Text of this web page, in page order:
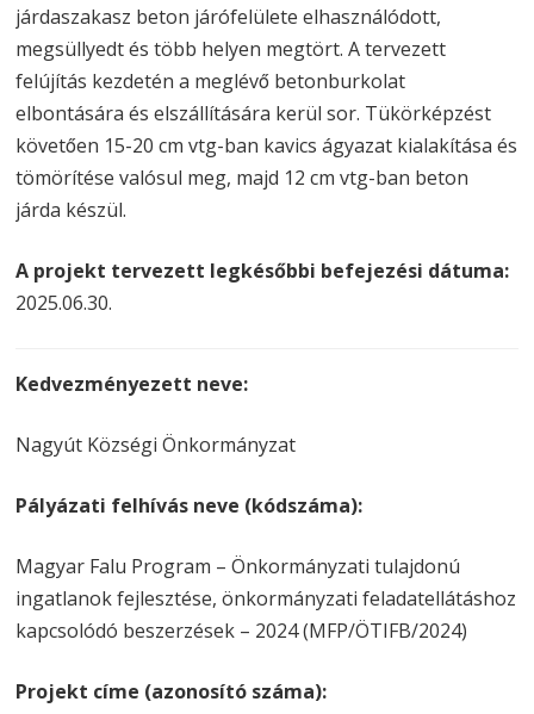
járdaszakasz beton járófelülete elhasználódott,
megsüllyedt és több helyen megtört. A tervezett
felújítás kezdetén a meglévő betonburkolat
elbontására és elszállítására kerül sor. Tükörképzést
követően 15-20 cm vtg-ban kavics ágyazat kialakítása és
tömörítése valósul meg, majd 12 cm vtg-ban beton
járda készül.
A projekt tervezett legkésőbbi befejezési dátuma:
2025.06.30.
Kedvezményezett neve:
Nagyút Községi Önkormányzat
Pályázati felhívás neve (kódszáma):
Magyar Falu Program – Önkormányzati tulajdonú
ingatlanok fejlesztése, önkormányzati feladatellátáshoz
kapcsolódó beszerzések – 2024 (MFP/ÖTIFB/2024)
Projekt címe (azonosító száma):